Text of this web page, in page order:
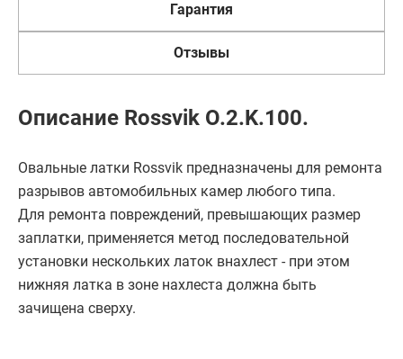
Гарантия
Отзывы
Описание Rossvik O.2.K.100.
Овальные латки Rossvik предназначены для ремонта
разрывов автомобильных камер любого типа.
Для ремонта повреждений, превышающих размер
заплатки, применяется метод последовательной
установки нескольких латок внахлест - при этом
нижняя латка в зоне нахлеста должна быть
зачищена сверху.